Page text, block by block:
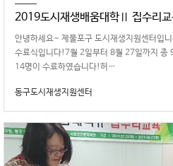
2019도시재생배움대학Ⅱ 집수리교
안녕하 세요~ 제물포구 도시재생지원센터입
수료식입니다!7월 2일부터 8월 27일까지 총
14명이 수료하였습니다!허…
동구도시재생지원센터